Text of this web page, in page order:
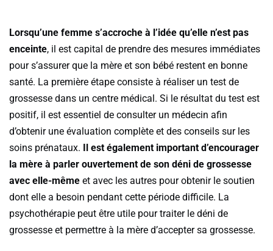
Lorsqu’une femme s’accroche à l’idée qu’elle n’est pas
enceinte, il est capital de prendre des mesures immédiates
pour s’assurer que la mère et son bébé restent en bonne
santé. La première étape consiste à réaliser un test de
grossesse dans un centre médical. Si le résultat du test est
positif, il est essentiel de consulter un médecin afin
d’obtenir une évaluation complète et des conseils sur les
soins prénataux. Il est également important d’encourager
la mère à parler ouvertement de son déni de grossesse
avec elle-même et avec les autres pour obtenir le soutien
dont elle a besoin pendant cette période difficile. La
psychothérapie peut être utile pour traiter le déni de
grossesse et permettre à la mère d’accepter sa grossesse.